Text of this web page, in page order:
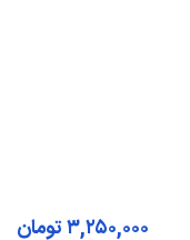
۳,۲۵۰,۰۰۰تومان